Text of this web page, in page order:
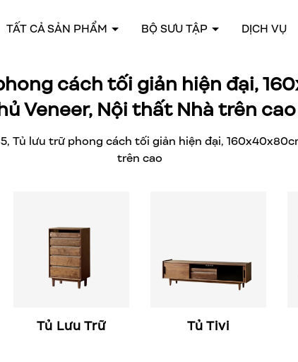
TẤT CẢ SẢN PHẨM BỘ SƯU TẬP DỊCH VỤ
cách tối giản hiện đại,
Veneer, Nội thất Nhà trên cao
Tủ lưu trữ phong cách tối giản hiện đại,
trên cao
Tủ Lưu Trữ Tủ Tivi